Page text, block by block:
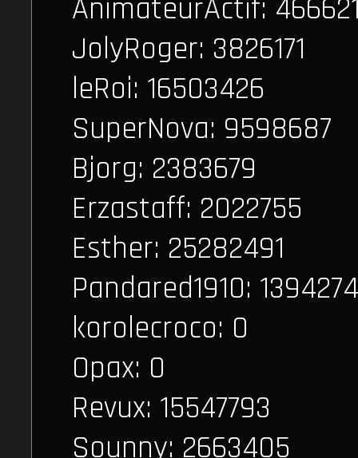
AnimateurActif:
JolyRoger: 3826171
leRoi: 16503426
SuperNova: 9598687
Bjorg: 2383679
Erzastaff: 2022755
Esther: 25282491
Pandared1910:
korolecroco: 0
Opax: 0
Revux: 15547793
Sounny: 2663405